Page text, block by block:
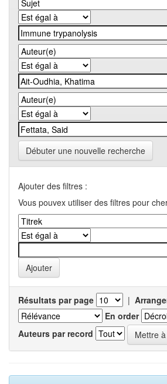
Débuter une nouvelle recherche
Ajouter des filtres :
Vous pouvex utiliser des filtres pour
Résultats par page |
En order
Auteurs par record